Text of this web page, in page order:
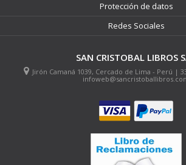
Protección de datos
Redes Sociales
SAN CRISTOBAL LIBROS
Jirón Camaná 1039, Cercado de Lima - Perú |